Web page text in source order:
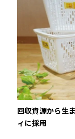
回収資源から生
ィに採用